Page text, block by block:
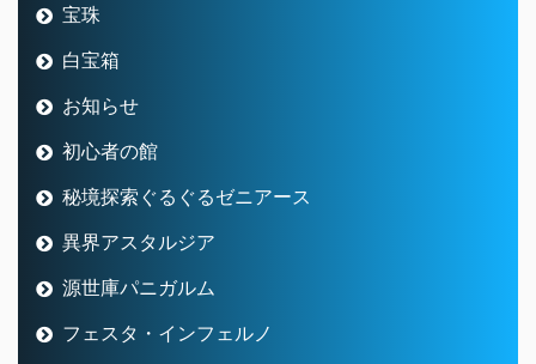
宝珠
白宝箱
お知らせ
初心者の館
秘境探索ぐるぐるゼニアース
異界アスタルジア
源世庫パニガルム
フェスタ・インフェルノ